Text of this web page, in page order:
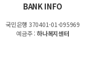
BANK INFO
국민은행 370401-01-095969
예금주 :하나복지센터